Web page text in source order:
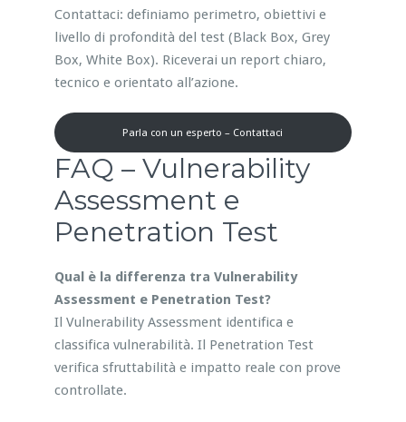
Contattaci: definiamo perimetro, obiettivi e
livello di profondità del test (Black Box, Grey
Box, White Box). Riceverai un report chiaro,
tecnico e orientato all’azione.
Parla con un esperto – Contattaci
FAQ – Vulnerability
Assessment e
Penetration Test
Qual è la differenza tra Vulnerability
Assessment e Penetration Test?
Il Vulnerability Assessment identifica e
classifica vulnerabilità. Il Penetration Test
verifica sfruttabilità e impatto reale con prove
controllate.